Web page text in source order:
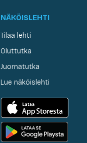
NÄKÖISLEHTI
Tilaa lehti
Oluttutka
Juomatutka
Lue näköislehti